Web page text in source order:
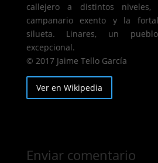
callejero a distintos
campanario exento y la
silueta. Linares, un
excepcional.
© 2017 Jaime Tello García
Ver en Wikipedia
Enviar comentario